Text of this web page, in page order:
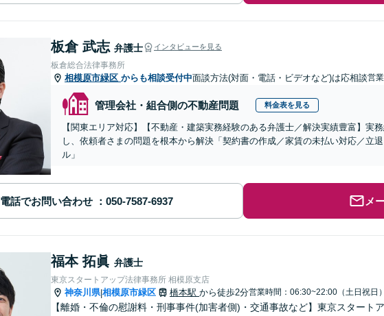
板倉 武志 弁護士 インタビューを見る
板倉総合法律事務所
相模原市緑区 からも相談受付中面談方法(対面・電話・ビデオなど)は応相談営
管理会社・組合側の不動産問題 料金表を見る
【関東エリア対応】【不動産・建築実務経験のある弁護士／解決実績豊富】実
し、依頼者さまの問題を根本から解決「契約書の作成／家賃の未払い対応／立
ル」
電話でお問い合わせ メ
福本 拓眞 弁護士
東京スタートアップ法律事務所 相模原支店
神奈川県|相模原市緑区 橋本駅 から徒歩2分営業時間：06:30~22:00（土日祝日）
【離婚・不倫の慰謝料・刑事事件(加害者側)・交通事故など】東京スタート